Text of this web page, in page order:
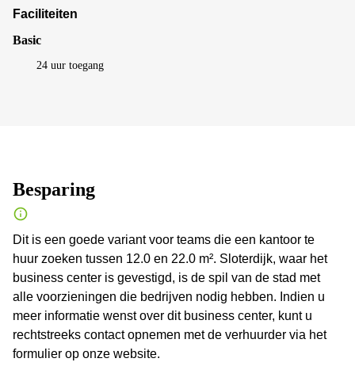
Faciliteiten
Basic
24 uur toegang
Besparing
Dit is een goede variant voor teams die een kantoor te
huur zoeken tussen 12.0 en 22.0 m². Sloterdijk, waar het
business center is gevestigd, is de spil van de stad met
alle voorzieningen die bedrijven nodig hebben. Indien u
meer informatie wenst over dit business center, kunt u
rechtstreeks contact opnemen met de verhuurder via het
formulier op onze website.